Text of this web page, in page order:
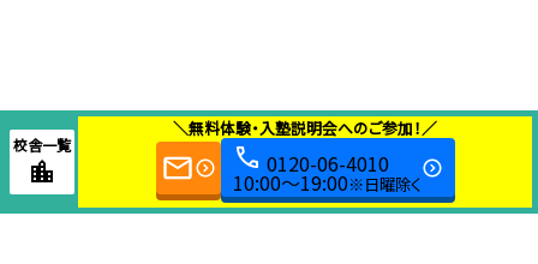
校舎一覧
＼無料体験・入塾説明会へのご参加！／
0120-06-4010
10:00～19:00※日曜除く